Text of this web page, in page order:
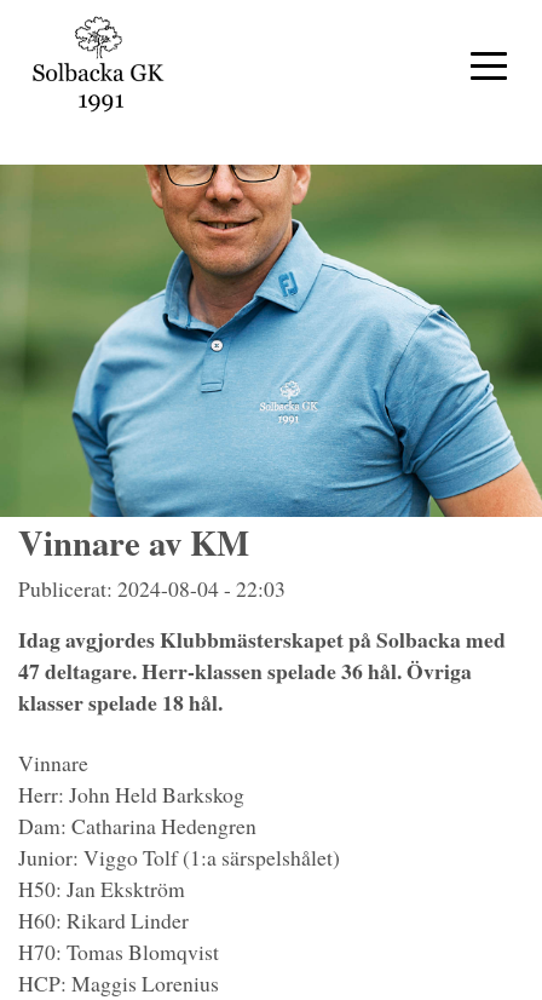
Vinnare av KM
Publicerat: 2024-08-04 - 22:03
Idag avgjordes Klubbmästerskapet på Solbacka med
47 deltagare. Herr-klassen spelade 36 hål. Övriga
klasser spelade 18 hål.
Vinnare
Herr: John Held Barkskog
Dam: Catharina Hedengren
Junior: Viggo Tolf (1:a särspelshålet)
H50: Jan Eksktröm
H60: Rikard Linder
H70: Tomas Blomqvist
HCP: Maggis Lorenius